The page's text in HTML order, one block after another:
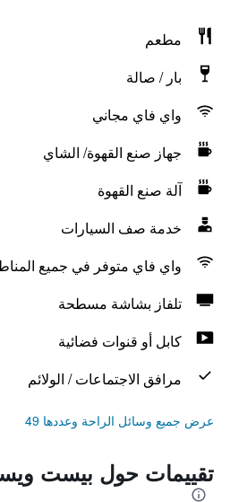
مطعم
بار / صالة
واي فاي مجاني
جهاز صنع القهوة/ الشاي
آلة صنع القهوة
خدمة صف السيارات
واي فاي متوفر في جميع
تلفاز بشاشة مسطحة
كابل أو قنوات فضائية
مرافق الاجتماعات / الولائم
عرض جميع وسائل الراحة وعددها 49
تقييمات حول بيست